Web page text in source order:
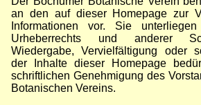
an den auf dieser Homepage zur
Informationen vor. Sie
Urheberrechts und anderer
Wiedergabe, Vervielfältigung oder
der Inhalte dieser Homepage
schriftlichen Genehmigung des
Botanischen Vereins.